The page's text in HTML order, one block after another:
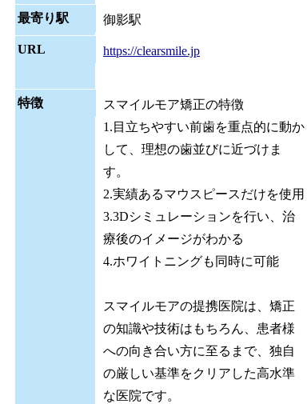
最寄り駅 御影駅
URL https://clearsmile.jp
特徴
スマイルモア矯正の特徴
1.目立ちやすい前歯を重点的に動か
して、理想の歯並びに近づけま
す。
2.実績あるマウスピースだけを使用
3.3Dシミュレーションを行い、治
療後のイメージがわかる
4.ホワイトニングも同時に可能
スマイルモアの提携医院は、矯正
の知識や技術はもちろん、患者様
への向き合い方に至るまで、独自
の厳しい基準をクリアした高水準
な医院です。